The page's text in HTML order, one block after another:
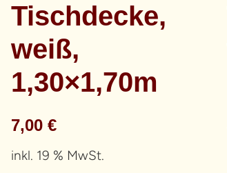
Tischdecke,
weiß,
1,30×1,70m
7,00 €
inkl. 19 % MwSt.